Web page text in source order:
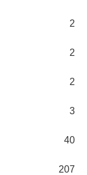
2
2
2
3
40
207